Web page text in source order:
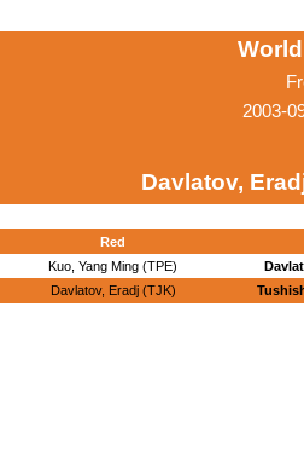
2003-
Davlatov,
Red
Kuo, Yang Ming (TPE)
Davlatov, Eradj (TJK)